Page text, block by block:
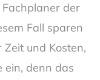
der
Fall sparen
und Kosten,
ein, denn das